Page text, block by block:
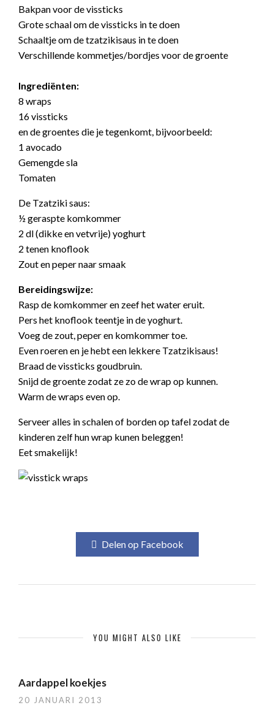
Bakpan voor de vissticks
Grote schaal om de vissticks in te doen
Schaaltje om de tzatzikisaus in te doen
Verschillende kommetjes/bordjes voor de groente
Ingrediënten:
8 wraps
16 vissticks
en de groentes die je tegenkomt, bijvoorbeeld:
1 avocado
Gemengde sla
Tomaten
De Tzatziki saus:
½ geraspte komkommer
2 dl (dikke en vetvrije) yoghurt
2 tenen knoflook
Zout en peper naar smaak
Bereidingswijze:
Rasp de komkommer en zeef het water eruit.
Pers het knoflook teentje in de yoghurt.
Voeg de zout, peper en komkommer toe.
Even roeren en je hebt een lekkere Tzatzikisaus!
Braad de vissticks goudbruin.
Snijd de groente zodat ze zo de wrap op kunnen.
Warm de wraps even op.
Serveer alles in schalen of borden op tafel zodat de
kinderen zelf hun wrap kunen beleggen!
Eet smakelijk!
Delen op Facebook
YOU MIGHT ALSO LIKE
Aardappel koekjes
20 JANUARI 2013